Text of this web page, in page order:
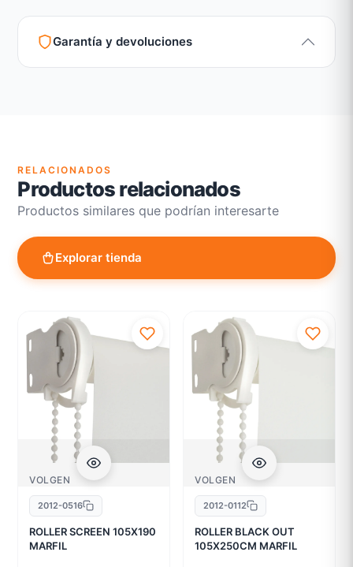
Garantía y devoluciones
RELACIONADOS
Productos relacionados
Productos similares que podrían interesarte
Explorar tienda
VOLGEN
2012-0516
ROLLER SCREEN 105X190
MARFIL
VOLGEN
2012-0112
ROLLER BLACK OUT
105X250CM MARFIL